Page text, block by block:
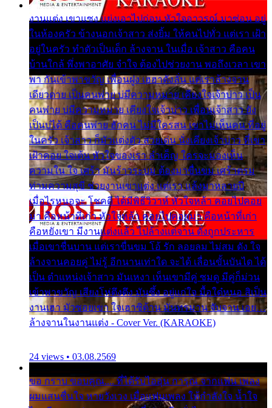
งานแต่ง เขาแซง แย่งเอาไปก่อน หัวใจอาวรณ์ มาซ่อน อยู่
ในห้องครัว ข้างนอกเจ้าสาว ส่งยิ้ม ให้คนไปทั่ว แต่เรา เฝ้า
อยู่ในครัว ทำตัวเป็นเด็ก ล้างจาน ในเมื่อ เจ้าสาว คือคน
บ้านใกล้ พึ่งพาอาศัย จำใจ ต้องไปช่วยงาน พอถึงเวลา เขา
พา กันเข้าพาขวัญ เพื่อนฝูง เฮฮาดังลั่น แต่เราล้างจาน
เดียวดาย เป็นคนพ่าย บ่มีความหมาย เคียงใจเจ้าบ่าว เป็น
คนพ่าย บ่มีความหมาย เคียงใจเจ้าบ่าว เพื่อนเจ้าสาว ยัง
เป็นบ่ได้ คือคนพ่าย ฮักคน ไม่มีใครสน เขาไม่เห็นคน ที่อยู่
ในครัว เจ้าสาว ก็มัวแต่งตัว สวยเด่น นั่งเคียงเจ้าบ่าว ที่เขา
เฝ้าคอย ใจเต้น หัวใจของเรา ลำเค็ญ ใครจะมองเห็น
ความใน ใจ เศร้า มันร้าวระบม ต้องมาขื่นขม เศร้าตรม
ท่ามความสุขี ช่วยงานเขาแต่ง แต่เรา แล้งมาหลายปี
เมื่อไรหนอจะ โชคดี ได้มีพิธีวิวาห์ หัวใจหล้า คอยไปคอย
มา คือหน้าที่เก่า หัวใจหล้า คอยไปคอยมา คือหน้าที่เก่า
คือหยังเขา มีงานแต่งแล้ว ไปล้างแต่จาน ดั่งถูกประหาร
เมื่อเขาชื่นบาน แต่เราขื่นขม โอ้ รัก ลอยลม ไม่สม ดัง ใจ
ล้างจานคอยคู่ ไม่รู้ อีกนานเท่าใด จะได้ เลื่อนขั้นบันได ได้
เป็น ตำแหน่งเจ้าสาว มันเหงา เห็นเขามีคู่ ซมดู มีคู่ก็ม่วน
เข้าพาขวัญ เสียงโห่ตึงตึง มันซึ้ง อยู่แก่ใจ มื้อใด๋หนอ สิเป็น
งานเฮา มัวซอยเขา ใจเฮาซิด้าน มันทรมาน จับจาน เอย…
ล้างจานในงานแต่ง - Cover Ver. (KARAOKE)
24 views • 03.08.2569
ขอ กราบ ขอบคุณ.... ที่ได้รับไออุ่น การุณ จากแฟน เพลง
ผมแสนชื่นใจ หายวังเวง เมื่อแฟนเพลง ให้กำลังใจ น้ำใจ